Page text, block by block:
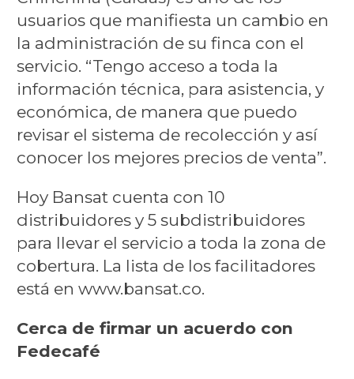
usuarios que manifiesta un cambio en
la administración de su finca con el
servicio. “Tengo acceso a toda la
información técnica, para asistencia, y
económica, de manera que puedo
revisar el sistema de recolección y así
conocer los mejores precios de venta”.
Hoy Bansat cuenta con 10
distribuidores y 5 subdistribuidores
para llevar el servicio a toda la zona de
cobertura. La lista de los facilitadores
está en www.bansat.co.
Cerca de firmar un acuerdo con
Fedecafé